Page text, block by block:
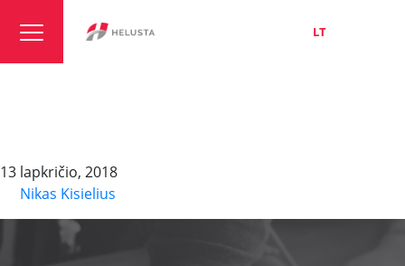
LT
13 lapkričio, 2018
Nikas Kisielius